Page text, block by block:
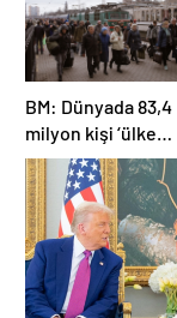
BM: Dünyada 83,4
milyon kişi ‘ülke
içinde yerinden
edilmiş’ olarak
yaşıyor